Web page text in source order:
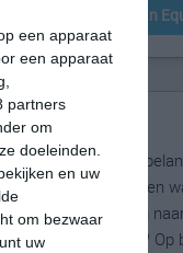
een apparaat
een apparaat
partners
om
doeleinden.
en uw
om bezwaar
uw
klimaatinfo van
Beste reistijd
Het weer is een
reizen. Wil je weten
maanden zijn om
Guinea te reizen? Op